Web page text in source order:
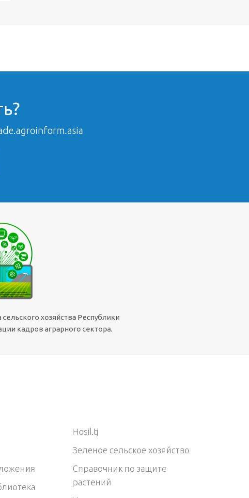
хозяйства Республики
кадров аграрного сектора.
Hosil.tj
Зеленое сельское хозяйство
Справочник по защите
растений